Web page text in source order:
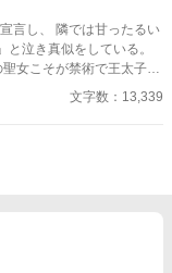
言し、 隣では甘ったるい
泣き真似をしている。
女こそが禁術で王太子の
へ追い込んだ張本人だ。
に許さない。 私は転
文字数：13,339